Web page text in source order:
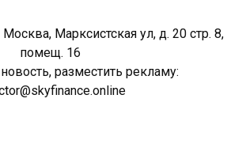
Марксистская ул, д. 20 стр. 8,
помещ. 16
разместить рекламу: